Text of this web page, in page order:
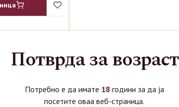
Потврда за возраст
Потребно е да имате 18 години за да ја
посетите оваа веб-страница.